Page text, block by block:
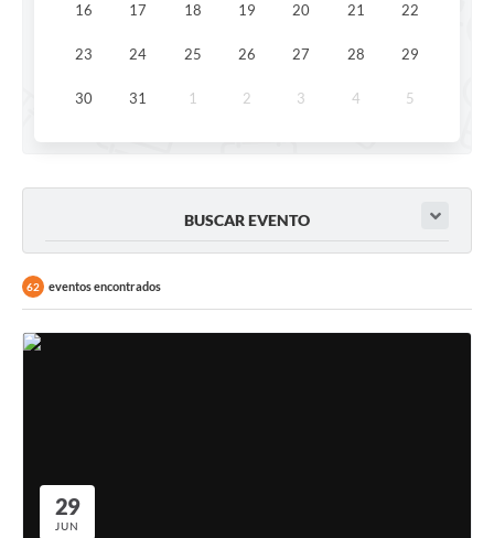
16 17 18 19 20 21 22
23 24 25 26 27 28 29
30 31 1 2 3 4 5
BUSCAR EVENTO
62 eventos encontrados
29
JUN